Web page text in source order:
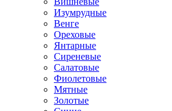
Изумрудные
Венге
Ореховые
Янтарные
Сиреневые
Салатовые
Фиолетовые
Мятные
Золотые